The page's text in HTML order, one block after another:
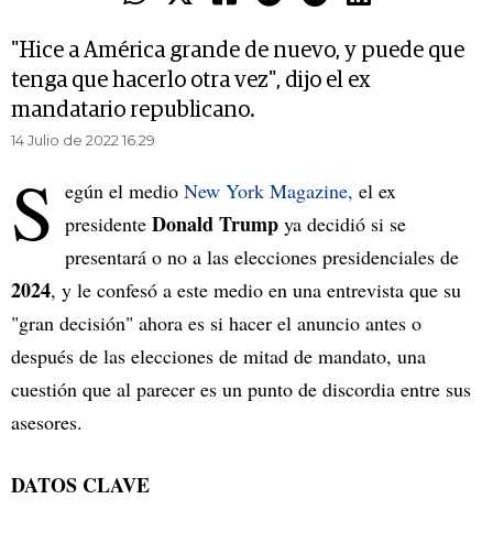
"Hice a América grande de nuevo, y puede que
tenga que hacerlo otra vez", dijo el ex
mandatario republicano.
14 Julio de 2022 16.29
S egún el medio New York Magazine, el ex
presidente Donald Trump ya decidió si se
presentará o no a las elecciones presidenciales de
2024, y le confesó a este medio en una entrevista que su
"gran decisión" ahora es si hacer el anuncio antes o
después de las elecciones de mitad de mandato, una
cuestión que al parecer es un punto de discordia entre sus
asesores.
DATOS CLAVE